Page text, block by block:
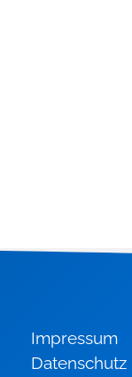
Impressum
Datenschutz